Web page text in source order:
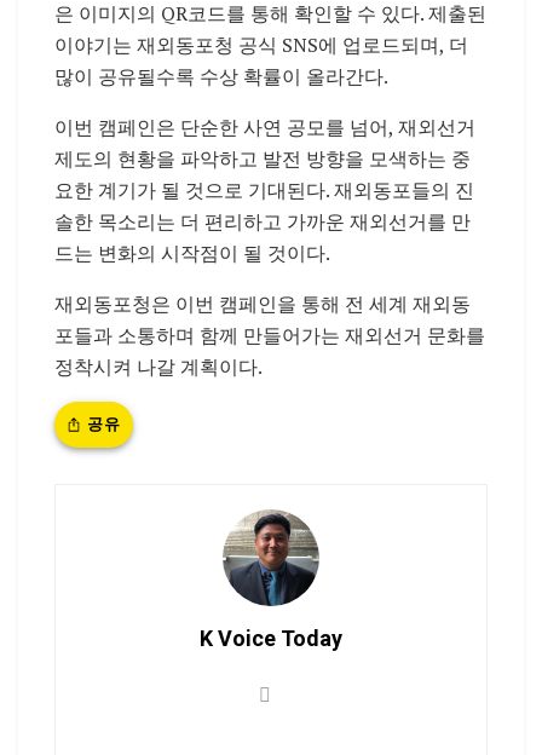
은 이미지의 QR코드를 통해 확인할 수 있다. 제출된
이야기는 재외동포청 공식 SNS에 업로드되며, 더
많이 공유될수록 수상 확률이 올라간다.
이번 캠페인은 단순한 사연 공모를 넘어, 재외선거
제도의 현황을 파악하고 발전 방향을 모색하는 중
요한 계기가 될 것으로 기대된다. 재외동포들의 진
솔한 목소리는 더 편리하고 가까운 재외선거를 만
드는 변화의 시작점이 될 것이다.
재외동포청은 이번 캠페인을 통해 전 세계 재외동
포들과 소통하며 함께 만들어가는 재외선거 문화를
정착시켜 나갈 계획이다.
공유
K Voice Today